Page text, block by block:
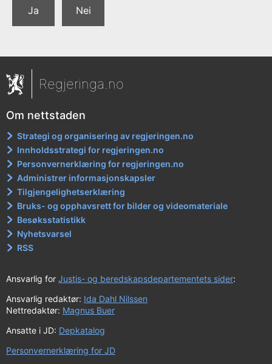
Ja Nei
Regjeringa.no
Om nettstaden
Strategi og organisering av regjeringen.no
Innholdsstrategi for regjeringen.no
Personvernerklæring for regjeringen.no
Administrer informasjonskapsler
Tilgjengelighetserklæring
Bruks- og opphavsrett for bilder og videomateriale
Besøksstatistikk
Nyhetsvarsel
RSS
Ansvarlig for Justis- og beredskapsdepartementets sider:
Ansvarlig redaktør: Ida Dahl Nilssen
Nettredaktør: Magnus Buer
Ansatte i JD: Depkatalog
Personvernerklæring for JD